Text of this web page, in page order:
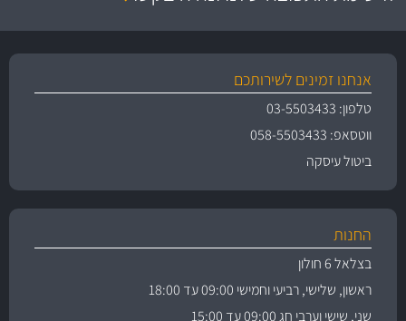
אנחנו זמינים לשירותכם
טלפון: 03-5503433
ווטסאפ: 058-5503433
ביטול עיסקה
החנות
בצלאל 6 חולון
ראשון, שלישי, רביעי וחמישי 09:00 עד 18:00
שני, שישי וערבי חג 09:00 עד 15:00